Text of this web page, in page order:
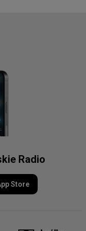
Radio
Store